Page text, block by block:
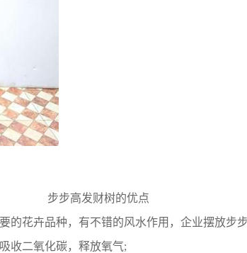
步步高发财树的优点
的花卉品种，有不错的风水作用，企业摆放步
收二氧化碳，释放氧气;